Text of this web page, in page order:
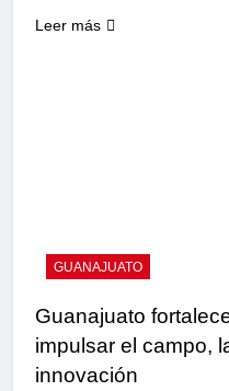
Leer más
GUANAJUATO
Guanajuato
impulsar el campo,
innovación